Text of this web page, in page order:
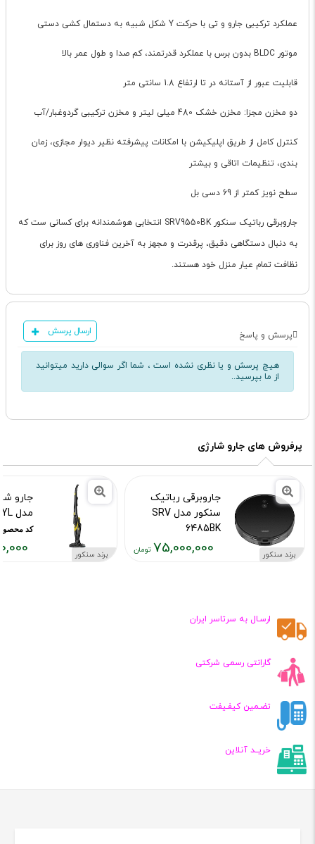
عملکرد ترکیبی جارو و تی با حرکت Y شکل شبیه به دستمال کشی دستی
موتور BLDC بدون برس با عملکرد قدرتمند، کم صدا و طول عمر بالا
قابلیت عبور از آستانه در تا ارتفاع 1.8 سانتی متر
دو مخزن مجزا: مخزن خشک 480 میلی لیتر و مخزن ترکیبی گردوغبار/آب
کنترل کامل از طریق اپلیکیشن با امکانات پیشرفته نظیر دیوار مجازی، زمان
بندی، تنظیمات اتاقی و بیشتر
سطح نویز کمتر از 69 دسی بل
جاروبرقی رباتیک سنکور SRV9550BK انتخابی هوشمندانه برای کسانی ست که
به دنبال دستگاهی دقیق، پرقدرت و مجهز به آخرین فناوری های روز برای
نظافت تمام عیار منزل خود هستند.
پرسش و پاسخ ارسال پرسش
هیچ پرسش و یا نظری نشده است ، شما اگر سوالی دارید میتوانید
از ما بپرسید..
پرفروش های جارو شارژی
برند سنکور
جاروبرقی رباتیک
سنکور مدل SRV
6485BK
کد محصول :11838360
75,000,000 برند سنکور
جارو
مدل SVC 0741 YL
کد محصول
ارسـال به سرتاسر ایران
گارانتی رسمی شرکتی
تضـمین کیفـیفت
خریــد آنلاین